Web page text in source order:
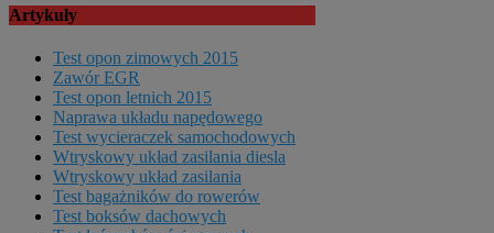
Artykuły
Test opon zimowych 2015
Zawór EGR
Test opon letnich 2015
Naprawa układu napędowego
Test wycieraczek samochodowych
Wtryskowy układ zasilania diesla
Wtryskowy układ zasilania
Test bagażników do rowerów
Test boksów dachowych